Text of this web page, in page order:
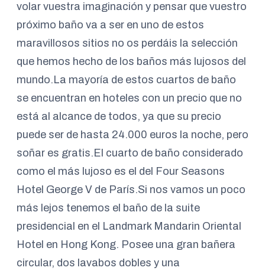
volar vuestra imaginación y pensar que vuestro
próximo baño va a ser en uno de estos
maravillosos sitios no os perdáis la selección
que hemos hecho de los baños más lujosos del
mundo.La mayoría de estos cuartos de baño
se encuentran en hoteles con un precio que no
está al alcance de todos, ya que su precio
puede ser de hasta 24.000 euros la noche, pero
soñar es gratis.El cuarto de baño considerado
como el más lujoso es el del Four Seasons
Hotel George V de París.Si nos vamos un poco
más lejos tenemos el baño de la suite
presidencial en el Landmark Mandarin Oriental
Hotel en Hong Kong. Posee una gran bañera
circular, dos lavabos dobles y una